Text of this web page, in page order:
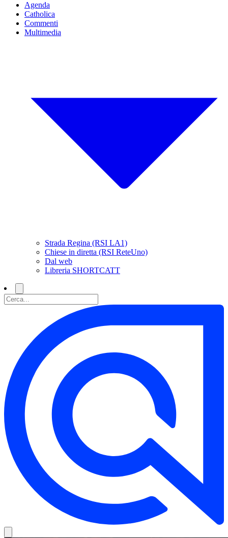
Agenda
Catholica
Commenti
Multimedia
Strada Regina (RSI LA1)
Chiese in diretta (RSI ReteUno)
Dal web
Libreria SHORTCATT